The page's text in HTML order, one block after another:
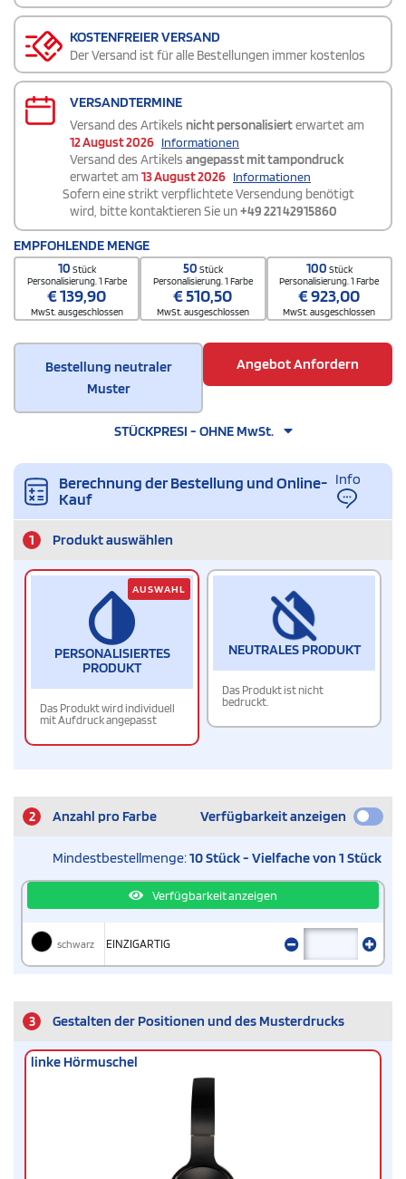
KOSTENFREIER VERSAND
Der Versand ist für alle Bestellungen immer kostenlos
VERSANDTERMINE
Versand des Artikels nicht personalisierterwartet am
12 August 2026 Informationen
Versand des Artikels angepasst mit tampondruck
erwartet am 13 August 2026 Informationen
Sofern eine strikt verpflichtete Versendung benötigt
wird, bitte kontaktieren Sie un+49 221 42915860
EMPFOHLENDE MENGE
10 Stück
Personalisierung. 1 Farbe
€139,90
MwSt. ausgeschlossen
50 Stück
Personalisierung. 1 Farbe
€510,50
MwSt. ausgeschlossen
100 Stück
Personalisierung. 1 Farbe
€923,00
MwSt. ausgeschlossen
Bestellung neutraler
Muster
Angebot Anfordern
STÜCKPRESI - OHNE MwSt.
Berechnung der Bestellung und Online-
Kauf
Info
1 Produkt auswählen
PERSONALISIERTES
PRODUKT
Das Produkt wird individuell
mit Aufdruck angepasst
AUSWAHL
NEUTRALES PRODUKT
Das Produkt ist nicht
bedruckt.
2 Anzahl pro Farbe Verfügbarkeit anzeigen
Mindestbestellmenge:10 Stück - Vielfache von 1 Stück
Verfügbarkeit anzeigen
schwarz EINZIGARTIG
3 Gestalten der Positionen und des Musterdrucks
linke Hörmuschel